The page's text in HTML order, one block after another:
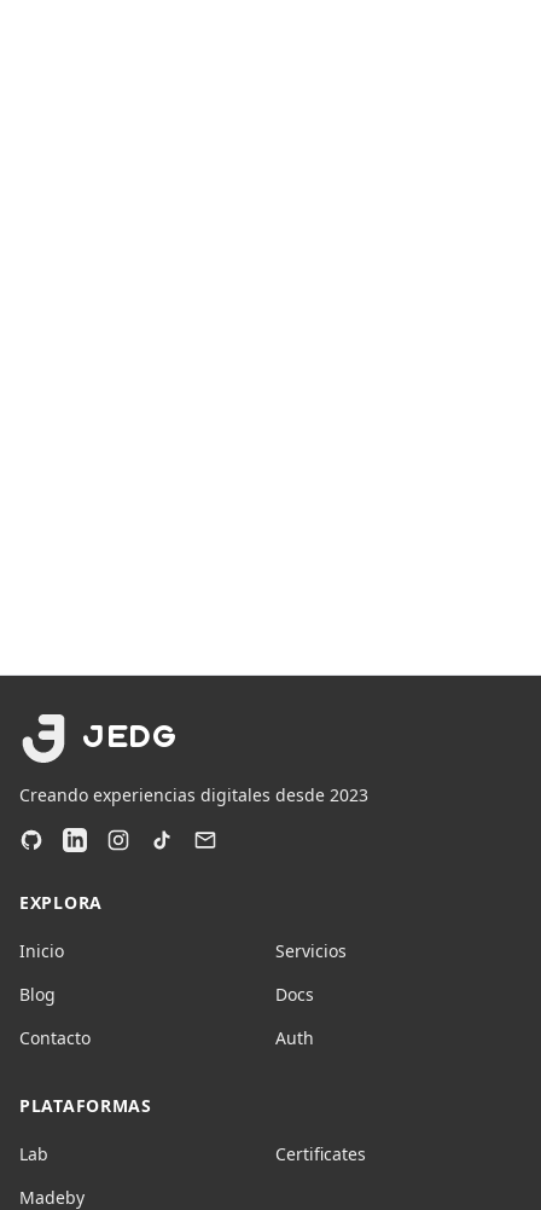
JEDG
Creando experiencias digitales desde 2023
EXPLORA
Inicio
Servicios
Blog
Docs
Contacto
Auth
PLATAFORMAS
Lab
Certificates
Madeby